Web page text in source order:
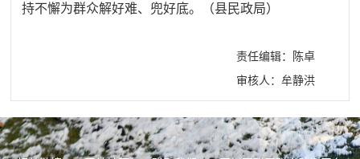
持不懈为群众解好难、兜好底。（县民政局）
责任编辑：陈卓
审核人：牟静洪